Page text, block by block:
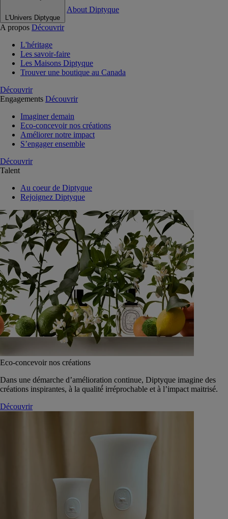
L'Univers Diptyque
About Diptyque
A propos Découvrir
L'héritage
Les savoir-faire
Les Maisons Diptyque
Trouver une boutique au Canada
Découvrir
Engagements Découvrir
Imaginer demain
Eco-concevoir nos créations
Améliorer notre impact
S’engager ensemble
Découvrir
Talent
Au coeur de Diptyque
Rejoignez Diptyque
Eco-concevoir nos créations
Dans une démarche d’amélioration continue, Diptyque imagine des
créations inspirantes, à la qualité́ irréprochable et à l’impact maitrisé.
Découvrir